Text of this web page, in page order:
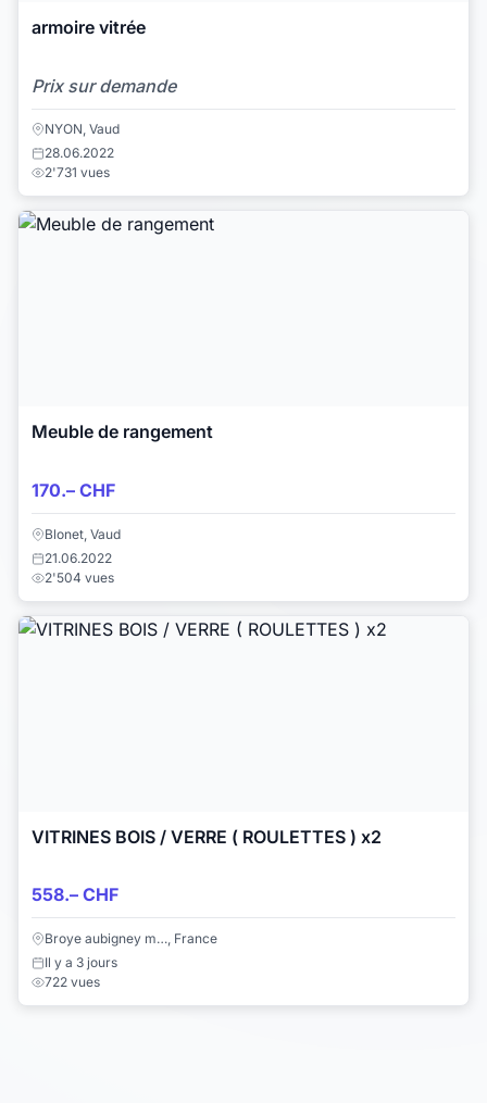
armoire vitrée
Prix sur demande
NYON, Vaud
28.06.2022
2'731 vues
Meuble de rangement
170.– CHF
Blonet, Vaud
21.06.2022
2'504 vues
VITRINES BOIS / VERRE ( ROULETTES ) x2
558.– CHF
Broye aubigney m…, France
Il y a 3 jours
722 vues